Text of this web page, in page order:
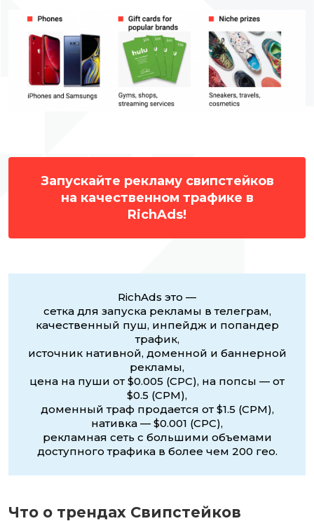
Запускайте рекламу свипстейков
на качественном трафике в
RichAds!
RichAds это —
сетка для запуска рекламы в телеграм,
качественный пуш, инпейдж и попандер
трафик,
источник нативной, доменной и баннерной
рекламы,
цена на пуши от $0.005 (CPC), на попсы — от
$0.5 (CPM),
доменный траф продается от $1.5 (CPM),
нативка — $0.001 (CPC),
рекламная сеть с большими объемами
доступного трафика в более чем 200 гео.
Что о трендах Свипстейков